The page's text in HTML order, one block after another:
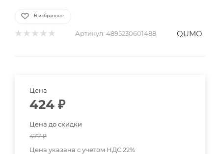
В избранное
Артикул: 4895230601488 QUMO
Цена
424 ₽
Цена до скидки
477₽
Цена указана с учетом НДС 22%